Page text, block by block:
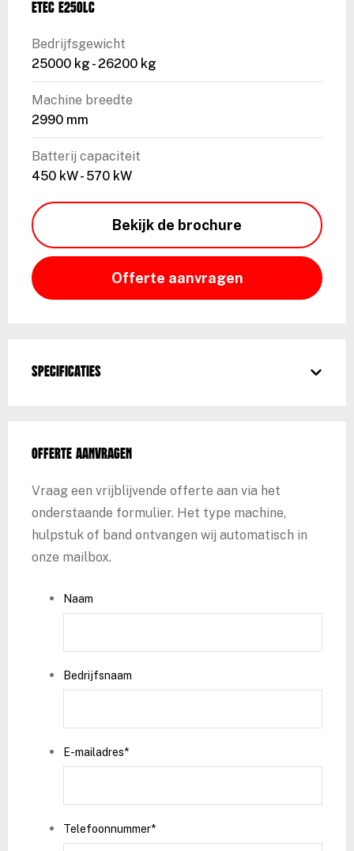
ETEC E250LC
Bedrijfsgewicht
25000 kg - 26200 kg
Machine breedte
2990 mm
Batterij capaciteit
450 kW - 570 kW
Bekijk de brochure
Offerte aanvragen
Specificaties
Offerte aanvragen
Vraag een vrijblijvende offerte aan via het
onderstaande formulier. Het type machine,
hulpstuk of band ontvangen wij automatisch in
onze mailbox.
Naam
Bedrijfsnaam
E-mailadres*
Telefoonnummer*